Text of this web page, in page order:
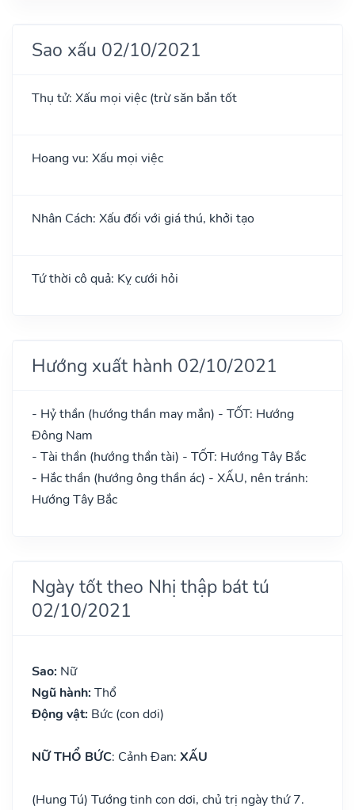
Sao xấu 02/10/2021
Thụ tử: Xấu mọi việc (trừ săn bắn tốt
Hoang vu: Xấu mọi việc
Nhân Cách: Xấu đối với giá thú, khởi tạo
Tứ thời cô quả: Kỵ cưới hỏi
Hướng xuất hành 02/10/2021
- Hỷ thần (hướng thần may mắn) - TỐT: Hướng
Đông Nam
- Tài thần (hướng thần tài) - TỐT: Hướng Tây Bắc
- Hắc thần (hướng ông thần ác) - XẤU, nên tránh:
Hướng Tây Bắc
Ngày tốt theo Nhị thập bát tú
02/10/2021
Sao: Nữ
Ngũ hành: Thổ
Động vật: Bức (con dơi)
NỮ THỔ BỨC: Cảnh Đan: XẤU
(Hung Tú) Tướng tinh con dơi, chủ trị ngày thứ 7.